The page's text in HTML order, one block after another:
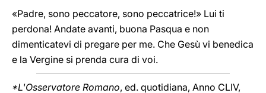
«Padre, sono peccatore, sono peccatrice!» Lui ti
perdona! Andate avanti, buona Pasqua e non
dimenticatevi di pregare per me. Che Gesù vi benedica
e la Vergine si prenda cura di voi.
*L'Osservatore Romano, ed. quotidiana, Anno CLIV,